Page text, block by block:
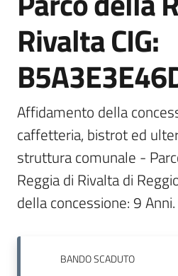
argomenti
T
r
i
m
o
E
e
Rivalta CIG:
Affidamento della
caffetteria, bistrot ed
struttura comunale -
Reggia di Rivalta di
della concessione: 9 Anni.
BANDOSCADUTO